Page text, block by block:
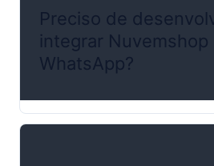
Preciso de
integrar Nuvemshop
WhatsApp?